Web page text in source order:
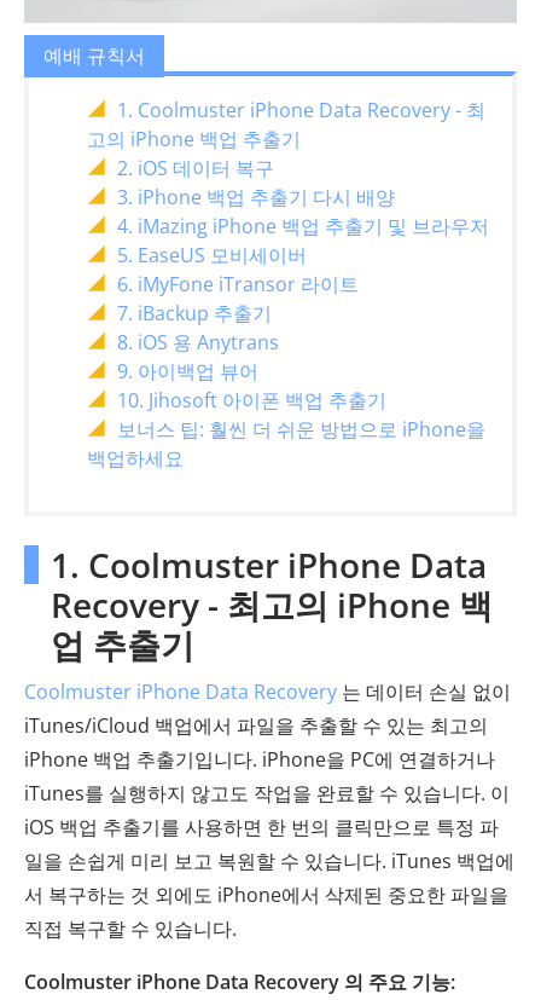
예배 규칙서
1. Coolmuster iPhone Data Recovery - 최
고의 iPhone 백업 추출기
2. iOS 데이터 복구
3. iPhone 백업 추출기 다시 배양
4. iMazing iPhone 백업 추출기 및 브라우저
5. EaseUS 모비세이버
6. iMyFone iTransor 라이트
7. iBackup 추출기
8. iOS 용 Anytrans
9. 아이백업 뷰어
10. Jihosoft 아이폰 백업 추출기
보너스 팁: 훨씬 더 쉬운 방법으로 iPhone을
백업하세요
1. Coolmuster iPhone Data
Recovery - 최고의 iPhone 백
업 추출기
Coolmuster iPhone Data Recovery 는 데이터 손실 없이
iTunes/iCloud 백업에서 파일을 추출할 수 있는 최고의
iPhone 백업 추출기입니다. iPhone을 PC에 연결하거나
iTunes를 실행하지 않고도 작업을 완료할 수 있습니다. 이
iOS 백업 추출기를 사용하면 한 번의 클릭만으로 특정 파
일을 손쉽게 미리 보고 복원할 수 있습니다. iTunes 백업에
서 복구하는 것 외에도 iPhone에서 삭제된 중요한 파일을
직접 복구할 수 있습니다.
Coolmuster iPhone Data Recovery 의 주요 기능: